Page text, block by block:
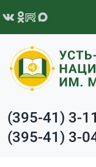
(395-41) 3-
(395-41) 3-